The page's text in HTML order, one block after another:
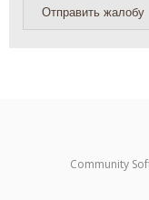
Отправить жалобу
Community